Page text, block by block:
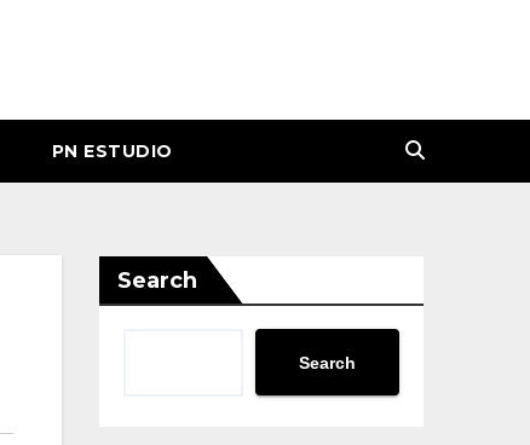
PN ESTUDIO
Search
Search